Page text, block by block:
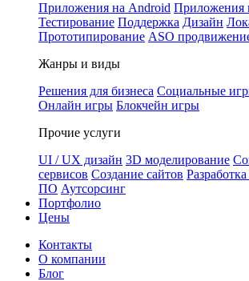
Приложения на Android Приложения
Тестирование Поддержка Дизайн
Прототипирование ASO
Жанры и виды
Решения для бизнеса Социальные
Онлайн игры Блокчейн игры
Прочие услуги
UI / UX дизайн 3D моделирование
сервисов Создание сайтов
ПО Аутсорсинг
Портфолио
Цены
Контакты
О компании
Блог